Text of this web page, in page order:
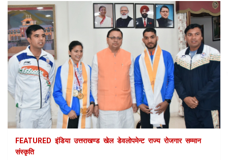
FEATURED इंडिया उत्तराखण्ड खेल डेवलोपमेन्ट राज्य रोजगार सम्मान
संस्कृति